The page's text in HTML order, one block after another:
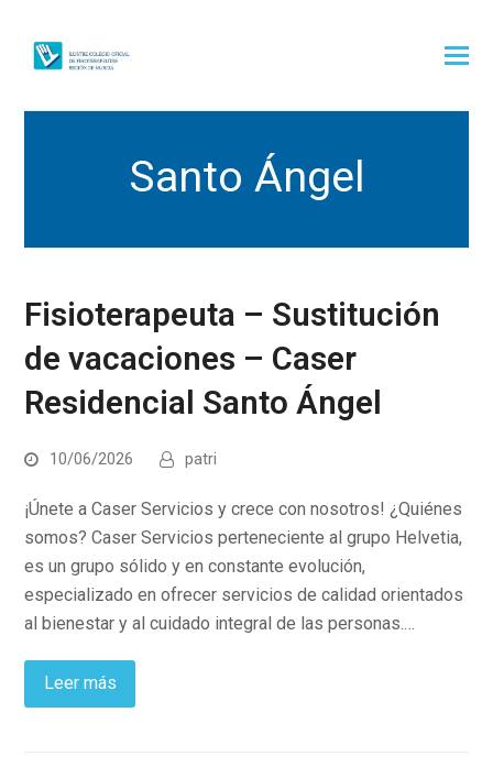
Santo Ángel
Fisioterapeuta – Sustitución
de vacaciones – Caser
Residencial Santo Ángel
10/06/2026 patri
¡Únete a Caser Servicios y crece con nosotros! ¿Quiénes
somos? Caser Servicios perteneciente al grupo Helvetia,
es un grupo sólido y en constante evolución,
especializado en ofrecer servicios de calidad orientados
al bienestar y al cuidado integral de las personas.…
Leer más